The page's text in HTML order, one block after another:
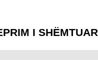
I SHËMTUAR